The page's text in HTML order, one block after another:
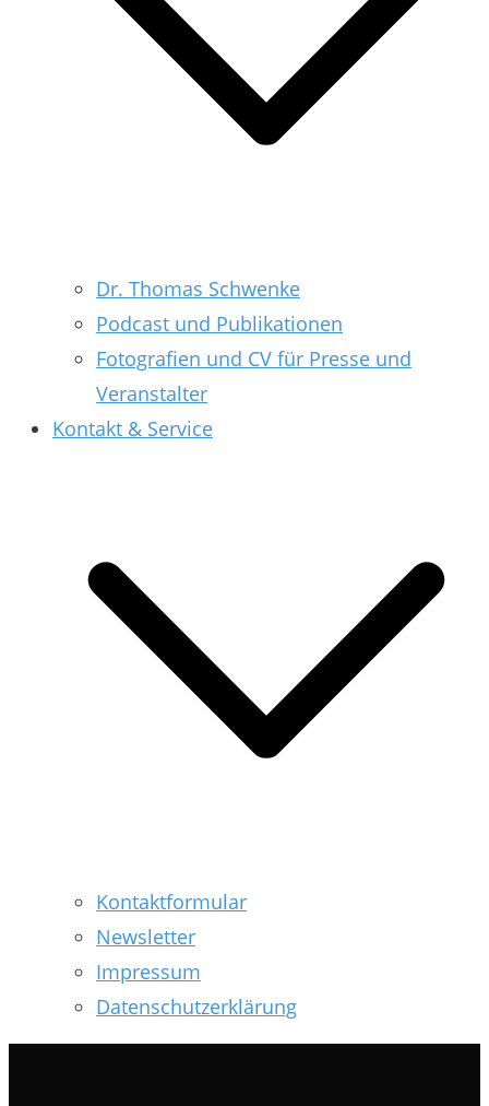
Dr. Thomas Schwenke
Podcast und Publikationen
Fotografien und CV für Presse und
Veranstalter
Kontakt & Service
Kontaktformular
Newsletter
Impressum
Datenschutzerklärung